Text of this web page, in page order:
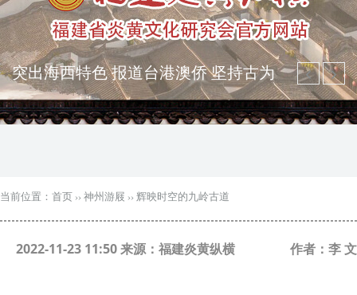
突出海西特色 报道台港澳侨 坚持古为
今用 力求雅俗共赏
弘扬优秀文化 振奋民族精神 介绍民族
当前位置： 首页 ›› 神州游屐 ›› 辉映时空的九岭古道
2022-11-23 11:50 来源：福建炎黄纵横 作者：李 文